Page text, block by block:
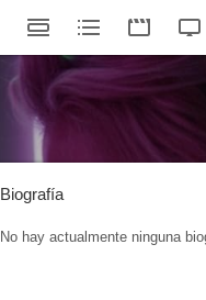
Biografía
No hay actualmente ninguna